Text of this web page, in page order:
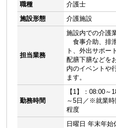
職種
介護士
施設形態
介護施設
担当業務
施設内での介護
食事介助、排
ト、外出サポー
配膳下膳など
内のイベントや
ます。
勤務時間
【1】：08:00
～5日／※就業時
程度
日曜日 年末年